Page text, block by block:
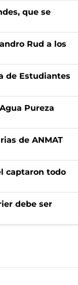
que se
Rud a los
de Estudiantes
Pureza
de ANMAT
captaron todo
debe ser